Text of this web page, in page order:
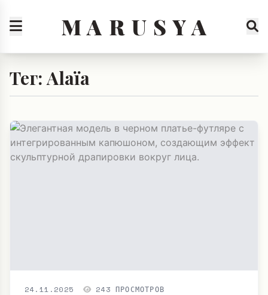
M A R U S Y A
Тег: Alaïa
24.11.2025 243 ПРОСМОТРОВ